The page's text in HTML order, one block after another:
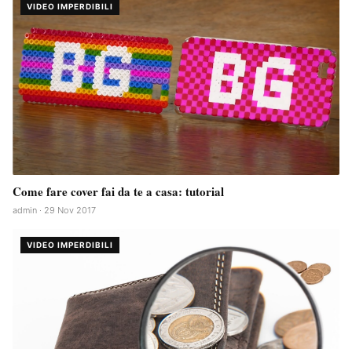
VIDEO IMPERDIBILI
Come fare cover fai da te a casa: tutorial
admin · 29 Nov 2017
VIDEO IMPERDIBILI